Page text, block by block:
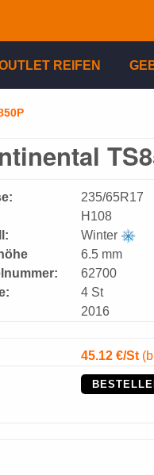
REIFEN
235/65R17
H108
Winter
6.5 mm
62700
4 St
2016
45.12€/St